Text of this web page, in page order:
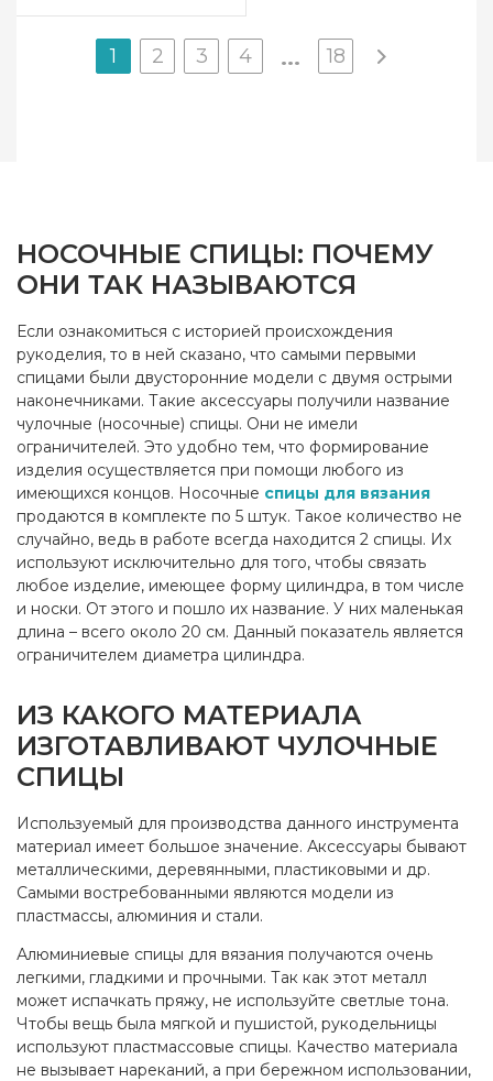
1 2 3 4 ... 18
НОСОЧНЫЕ СПИЦЫ: ПОЧЕМУ
ОНИ ТАК НАЗЫВАЮТСЯ
Если ознакомиться с историей происхождения
рукоделия, то в ней сказано, что самыми первыми
спицами были двусторонние модели с двумя острыми
наконечниками. Такие аксессуары получили название
чулочные (носочные) спицы. Они не имели
ограничителей. Это удобно тем, что формирование
изделия осуществляется при помощи любого из
имеющихся концов. Носочные спицы для вязания
продаются в комплекте по 5 штук. Такое количество не
случайно, ведь в работе всегда находится 2 спицы. Их
используют исключительно для того, чтобы связать
любое изделие, имеющее форму цилиндра, в том числе
и носки. От этого и пошло их название. У них маленькая
длина – всего около 20 см. Данный показатель является
ограничителем диаметра цилиндра.
ИЗ КАКОГО МАТЕРИАЛА
ИЗГОТАВЛИВАЮТ ЧУЛОЧНЫЕ
СПИЦЫ
Используемый для производства данного инструмента
материал имеет большое значение. Аксессуары бывают
металлическими, деревянными, пластиковыми и др.
Самыми востребованными являются модели из
пластмассы, алюминия и стали.
Алюминиевые спицы для вязания получаются очень
легкими, гладкими и прочными. Так как этот металл
может испачкать пряжу, не используйте светлые тона.
Чтобы вещь была мягкой и пушистой, рукодельницы
используют пластмассовые спицы. Качество материала
не вызывает нареканий, а при бережном использовании,